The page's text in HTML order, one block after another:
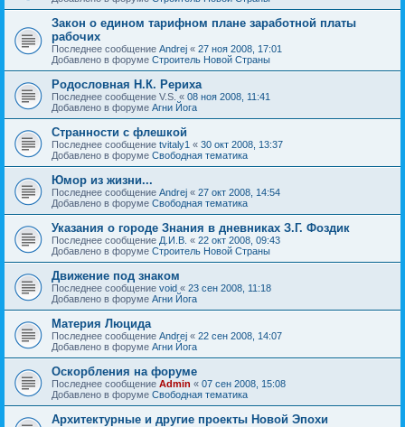
Закон о едином тарифном плане заработной платы
рабочих
Последнее сообщение Andrej « 27 ноя 2008, 17:01
Добавлено в форуме Строитель Новой Страны
Родословная Н.К. Рериха
Последнее сообщение V.S. « 08 ноя 2008, 11:41
Добавлено в форуме Агни Йога
Странности с флешкой
Последнее сообщение tvitaly1 « 30 окт 2008, 13:37
Добавлено в форуме Свободная тематика
Юмор из жизни...
Последнее сообщение Andrej « 27 окт 2008, 14:54
Добавлено в форуме Свободная тематика
Указания о городе Знания в дневниках З.Г. Фоздик
Последнее сообщение Д.И.В. « 22 окт 2008, 09:43
Добавлено в форуме Строитель Новой Страны
Движение под знаком
Последнее сообщение void « 23 сен 2008, 11:18
Добавлено в форуме Агни Йога
Материя Люцида
Последнее сообщение Andrej « 22 сен 2008, 14:07
Добавлено в форуме Агни Йога
Оскорбления на форуме
Последнее сообщение Admin « 07 сен 2008, 15:08
Добавлено в форуме Свободная тематика
Архитектурные и другие проекты Новой Эпохи